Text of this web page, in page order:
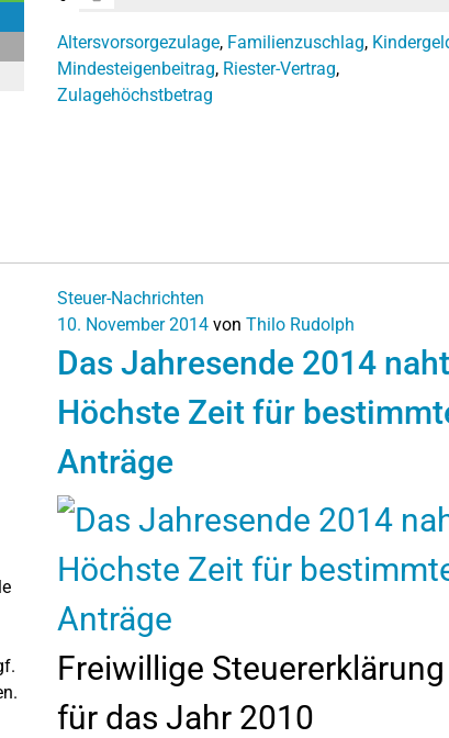
Altersvorsorgezulage, Familienzuschlag,
Mindesteigenbeitrag, Riester-Vertrag,
Zulagehöchstbetrag
Steuer-Nachrichten
10. November 2014 von Thilo Rudolph
Das Jahresende 2014
Höchste Zeit für
Anträge
Freiwillige Steuererklärung
für das Jahr 2010